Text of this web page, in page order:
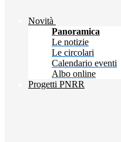
Novità
Panoramica
Le notizie
Le circolari
Calendario eventi
Albo online
Progetti PNRR